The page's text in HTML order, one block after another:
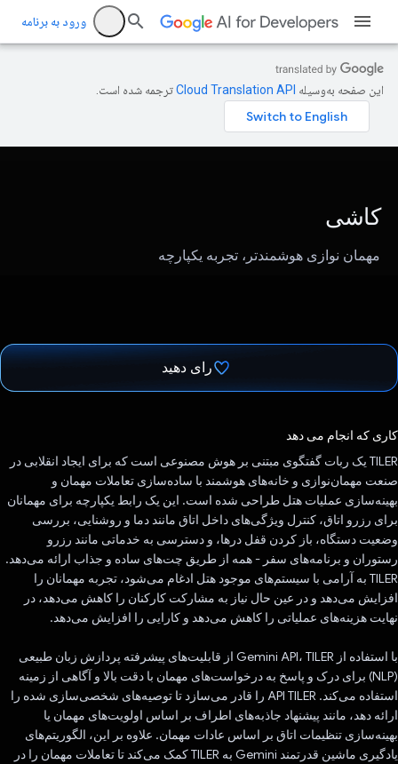
ورود به برنامه
این صفحه به‌وسیله ترجمه شده است.
کاشی
مهمان نوازی هوشمندتر، تجربه یکپارچه
رای دهید
کاری که انجام می دهد
TILER یک ربات گفتگوی مبتنی بر هوش مصنوعی است که برای ایجاد انقلابی در
صنعت مهمان‌نوازی و خانه‌های هوشمند با ساده‌سازی تعاملات مهمان و
بهینه‌سازی عملیات هتل طراحی شده است. این یک رابط یکپارچه برای مهمانان
برای رزرو اتاق، کنترل ویژگی‌های داخل اتاق مانند دما و روشنایی، بررسی
وضعیت دستگاه، باز کردن قفل درها، و دسترسی به خدماتی مانند رزرو
رستوران و برنامه‌های سفر - همه از طریق چت‌های ساده و جذاب ارائه می‌دهد.
TILER به آرامی با سیستم‌های موجود هتل ادغام می‌شود، تجربه مهمانان را
افزایش می‌دهد و در عین حال نیاز به مشارکت کارکنان را کاهش می‌دهد، در
نهایت هزینه‌های عملیاتی را کاهش می‌دهد و کارایی را افزایش می‌دهد.
با استفاده از Gemini API، TILER از قابلیت‌های پیشرفته پردازش زبان طبیعی
(NLP) برای درک و پاسخ به درخواست‌های مهمان با دقت بالا و آگاهی از زمینه
استفاده می‌کند. API TILER را قادر می‌سازد تا توصیه‌های شخصی‌سازی شده را
ارائه دهد، مانند پیشنهاد جاذبه‌های اطراف بر اساس اولویت‌های مهمان یا
بهینه‌سازی تنظیمات اتاق بر اساس عادات مهمان. علاوه بر این، الگوریتم‌های
یادگیری ماشین قدرتمند Gemini به TILER کمک می‌کند تا تعاملات مهمان را در